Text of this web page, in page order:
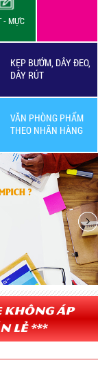
- MỰC
KẸP BƯỚM, DÂY ĐEO,
DÂY RÚT
VĂN PHÒNG PHẨM
THEO NHÃN HÀNG
không áp
lẻ ***